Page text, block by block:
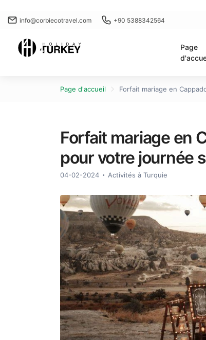
info@corbiecotravel.com +90 5388342564
Page
Page d'accueil Forfait mariage en
Forfait mariage en
pour votre journée
04-02-2024 Activités à Turquie